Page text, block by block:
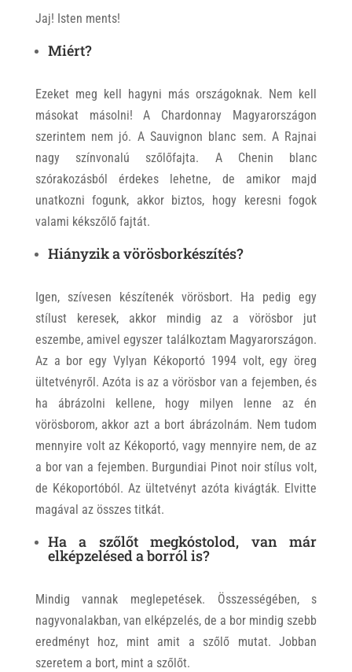
Jaj! Isten ments!
Miért?
Ezeket meg kell hagyni más országoknak. Nem kell
másokat másolni! A Chardonnay Magyarországon
szerintem nem jó. A Sauvignon blanc sem. A Rajnai
nagy színvonalú szőlőfajta. A Chenin blanc
szórakozásból érdekes lehetne, de amikor majd
unatkozni fogunk, akkor biztos, hogy keresni fogok
valami kékszőlő fajtát.
Hiányzik a vörösborkészítés?
Igen, szívesen készítenék vörösbort. Ha pedig egy
stílust keresek, akkor mindig az a vörösbor jut
eszembe, amivel egyszer találkoztam Magyarországon.
Az a bor egy Vylyan Kékoportó 1994 volt, egy öreg
ültetvényről. Azóta is az a vörösbor van a fejemben, és
ha ábrázolni kellene, hogy milyen lenne az én
vörösborom, akkor azt a bort ábrázolnám. Nem tudom
mennyire volt az Kékoportó, vagy mennyire nem, de az
a bor van a fejemben. Burgundiai Pinot noir stílus volt,
de Kékoportóból. Az ültetvényt azóta kivágták. Elvitte
magával az összes titkát.
Ha a szőlőt megkóstolod, van már
elképzelésed a borról is?
Mindig vannak meglepetések. Összességében, s
nagyvonalakban, van elképzelés, de a bor mindig szebb
eredményt hoz, mint amit a szőlő mutat. Jobban
szeretem a bort, mint a szőlőt.